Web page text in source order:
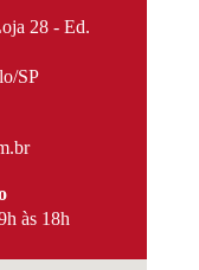
28 - Ed.
SP
às 18h